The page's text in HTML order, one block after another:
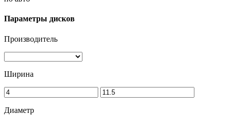
Параметры дисков
Производитель
Ширина
Диаметр